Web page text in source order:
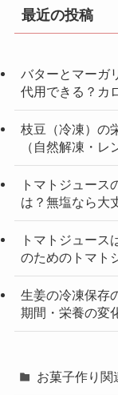
最近の投稿
バターとマーガ
代用できる？カ
枝豆（冷凍）の
（自然解凍・レ
トマトジュース
は？無塩なら大
トマトジュース
のためのトマト
生姜の冷凍保存
期間・栄養の変
お菓子作り関